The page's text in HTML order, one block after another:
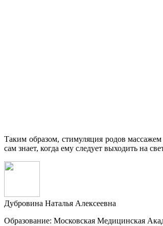
Таким образом, стимуляция родов
сам знает, когда ему следует выходить на
Дубровина Наталья Алексеевна
Образование: Московская Медицинская